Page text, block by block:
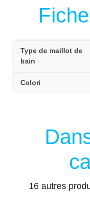
Type de maillot de
bain
Colori
16 autres